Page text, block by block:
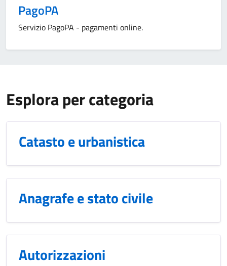
PagoPA
Servizio PagoPA - pagamenti online.
Esplora per categoria
Catasto e urbanistica
Anagrafe e stato civile
Autorizzazioni